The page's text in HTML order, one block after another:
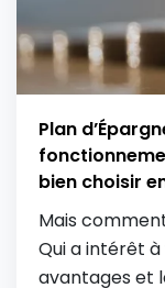
Plan
bien choisir
Mais
Qui a intérêt à
avantages et